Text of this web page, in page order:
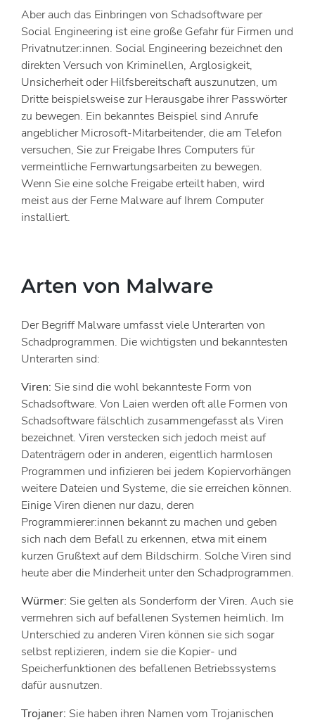
Aber auch das Einbringen von Schadsoftware per
Social Engineering ist eine große Gefahr für Firmen und
Privatnutzer:innen. Social Engineering bezeichnet den
direkten Versuch von Kriminellen, Arglosigkeit,
Unsicherheit oder Hilfsbereitschaft auszunutzen, um
Dritte beispielsweise zur Herausgabe ihrer Passwörter
zu bewegen. Ein bekanntes Beispiel sind Anrufe
angeblicher Microsoft-Mitarbeitender, die am Telefon
versuchen, Sie zur Freigabe Ihres Computers für
vermeintliche Fernwartungsarbeiten zu bewegen.
Wenn Sie eine solche Freigabe erteilt haben, wird
meist aus der Ferne Malware auf Ihrem Computer
installiert.
Arten von Malware
Der Begriff Malware umfasst viele Unterarten von
Schadprogrammen. Die wichtigsten und bekanntesten
Unterarten sind:
Viren: Sie sind die wohl bekannteste Form von
Schadsoftware. Von Laien werden oft alle Formen von
Schadsoftware fälschlich zusammengefasst als Viren
bezeichnet. Viren verstecken sich jedoch meist auf
Datenträgern oder in anderen, eigentlich harmlosen
Programmen und infizieren bei jedem Kopiervorhängen
weitere Dateien und Systeme, die sie erreichen können.
Einige Viren dienen nur dazu, deren
Programmierer:innen bekannt zu machen und geben
sich nach dem Befall zu erkennen, etwa mit einem
kurzen Grußtext auf dem Bildschirm. Solche Viren sind
heute aber die Minderheit unter den Schadprogrammen.
Würmer: Sie gelten als Sonderform der Viren. Auch sie
vermehren sich auf befallenen Systemen heimlich. Im
Unterschied zu anderen Viren können sie sich sogar
selbst replizieren, indem sie die Kopier- und
Speicherfunktionen des befallenen Betriebssystems
dafür ausnutzen.
Trojaner: Sie haben ihren Namen vom Trojanischen